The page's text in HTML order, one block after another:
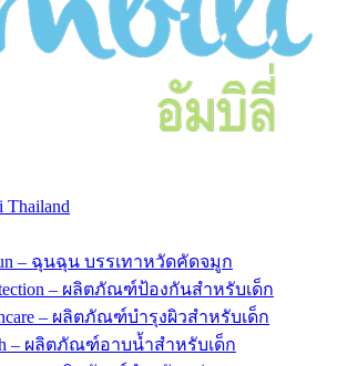
– ฉุนฉุน บรรเทาหวัดคัดจมูก
– ผลิตภัณฑ์ป้องกันสำหรับเด็ก
– ผลิตภัณฑ์บำรุงผิวสำหรับเด็ก
– ผลิตภัณฑ์อาบน้ำสำหรับเด็ก